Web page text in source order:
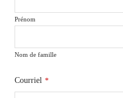
Prénom
Nom de famille
Courriel *